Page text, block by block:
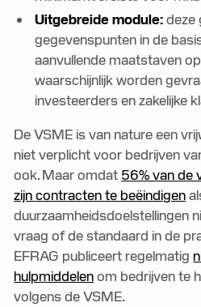
Uitgebreide module:deze
gegevenspunten in de
aanvullende maatstaven
waarschijnlijk worden
investeerders en zakelijke
De VSME is van nature een
niet verplicht voor bedrijven
ook. Maar omdat 56% van de
zijn contracten te beëindigen
duurzaamheidsdoelstellingen
vraag of de standaard in de
EFRAG publiceert regelmatig
hulpmiddelenom bedrijven te
volgens de VSME.